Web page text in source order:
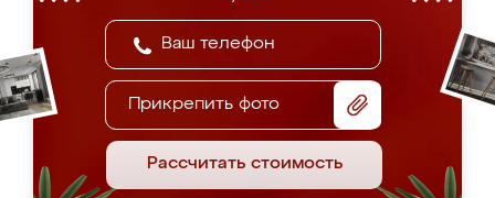
Прикрепить фото
Рассчитать стоимость